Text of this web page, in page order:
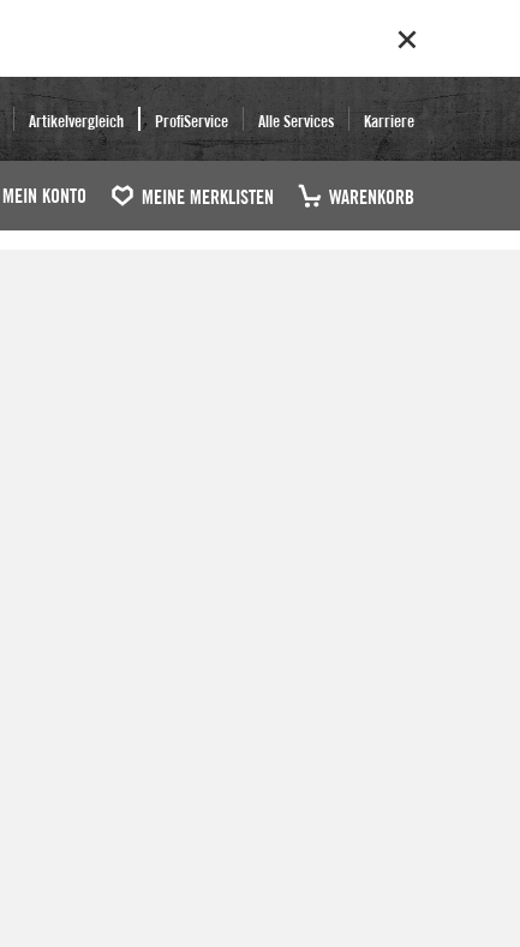
Artikelvergleich ProfiService Alle Services Karriere
MEIN KONTO MEINE MERKLISTEN WARENKORB